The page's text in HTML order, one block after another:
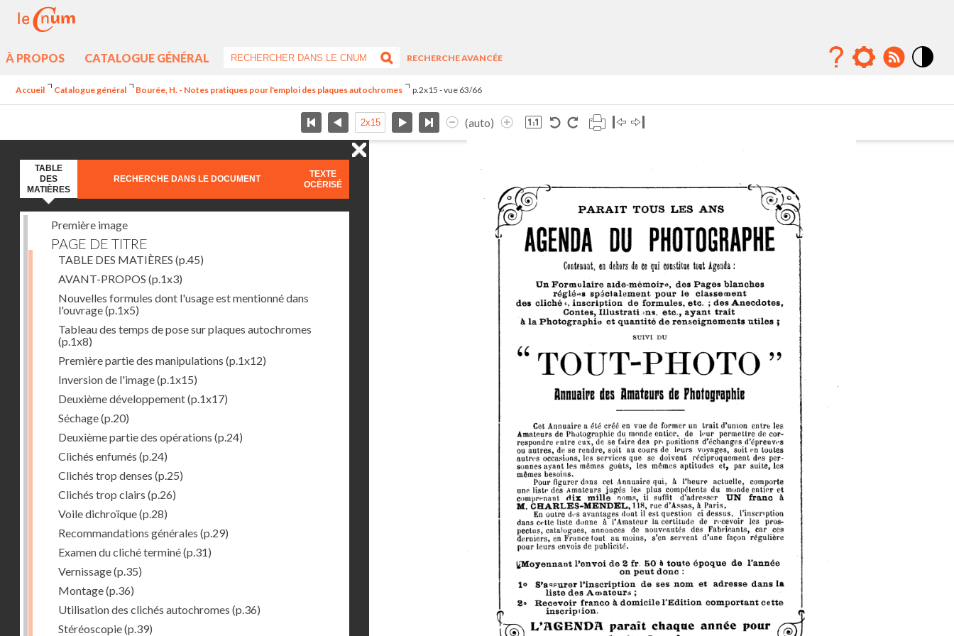
À PROPOS CATALOGUE GÉNÉRAL
RECHERCHE AVANCÉE
Accueil Catalogue général Bourée, H. - Notes pratiques pour l'emploi des plaques autochromes p.2x15 - vue 63/66
(auto)
TABLE
DES
MATIÈRES
RECHERCHE DANS LE DOCUMENT
TEXTE
OCÉRISÉ
Première image
PAGE DE TITRE
TABLE DES MATIÈRES (p.45)
AVANT-PROPOS (p.1x3)
Nouvelles formules dont l'usage est mentionné dans
l'ouvrage(p.1x5)
Tableau des temps de pose sur plaques autochromes
(p.1x8)
Première partie des manipulations (p.1x12)
Inversion de l'image(p.1x15)
Deuxième développement(p.1x17)
Séchage(p.20)
Deuxième partie des opérations (p.24)
Clichés enfumés (p.24)
Clichés trop denses (p.25)
Clichés trop clairs (p.26)
Voile dichroïque(p.28)
Recommandations générales (p.29)
Examen du cliché terminé(p.31)
Vernissage(p.35)
Montage(p.36)
Utilisation des clichés autochromes (p.36)
Stéréoscopie(p.39)